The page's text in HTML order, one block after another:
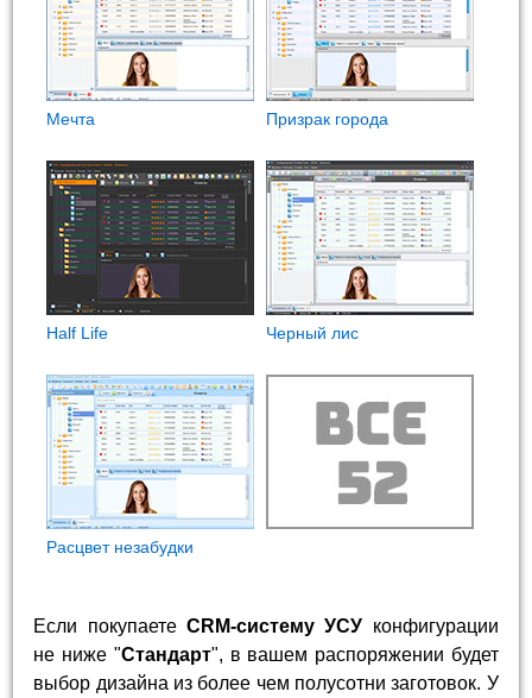
Мечта Призрак города
Half Life Черный лис
Расцвет незабудки
Если покупаете CRM-систему УСУ конфигурации
не ниже "Стандарт", в вашем распоряжении будет
выбор дизайна из более чем полусотни заготовок. У